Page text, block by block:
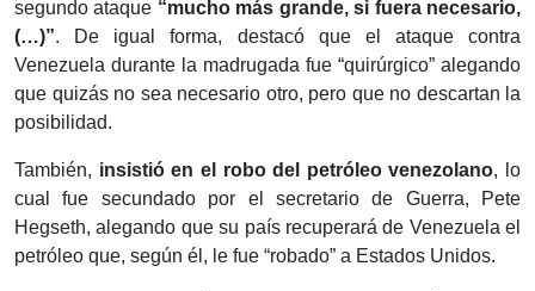
segundo ataque “mucho más grande, si fuera necesario,
(…)”. De igual forma, destacó que el ataque contra
Venezuela durante la madrugada fue “quirúrgico” alegando
que quizás no sea necesario otro, pero que no descartan la
posibilidad.
También, insistió en el robo del petróleo venezolano, lo
cual fue secundado por el secretario de Guerra, Pete
Hegseth, alegando que su país recuperará de Venezuela el
petróleo que, según él, le fue “robado” a Estados Unidos.